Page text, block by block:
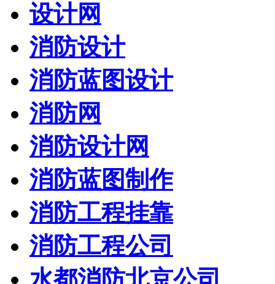
设计网
消防设计
消防蓝图设计
消防网
消防设计网
消防蓝图制作
消防工程挂靠
消防工程公司